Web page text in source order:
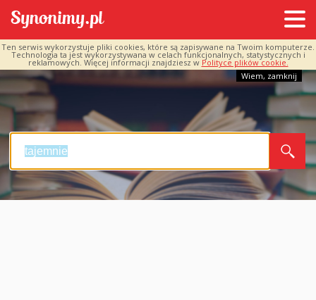
Ten serwis wykorzystuje pliki cookies, które są zapisywane na Twoim komputerze.
Technologia ta jest wykorzystywana w celach funkcjonalnych, statystycznych i
reklamowych. Więcej informacji znajdziesz w Polityce plików cookie.
Wiem, zamknij